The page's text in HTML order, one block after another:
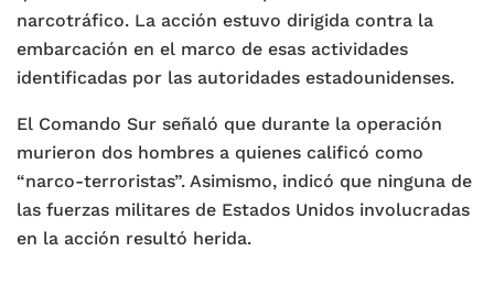
narcotráfico. La acción estuvo dirigida contra la
embarcación en el marco de esas actividades
identificadas por las autoridades estadounidenses.
El Comando Sur señaló que durante la operación
murieron dos hombres a quienes calificó como
“narco-terroristas”. Asimismo, indicó que ninguna de
las fuerzas militares de Estados Unidos involucradas
en la acción resultó herida.